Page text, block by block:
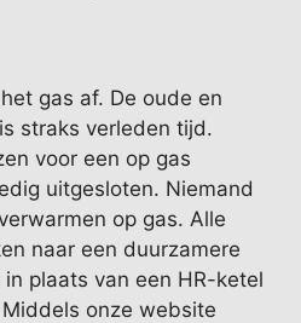
gas af. De oude en
straks verleden tijd.
voor een op gas
uitgesloten. Niemand
op gas. Alle
naar een duurzamere
plaats van een HR-ketel
onze website